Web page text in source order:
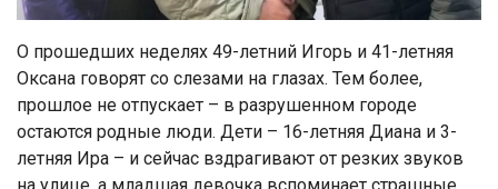
О прошедших неделях 49-летний Игорь и 41-летняя
Оксана говорят со слезами на глазах. Тем более,
прошлое не отпускает – в разрушенном городе
остаются родные люди. Дети – 16-летняя Диана и 3-
летняя Ира – и сейчас вздрагивают от резких звуков
на улице, а младшая девочка вспоминает страшные